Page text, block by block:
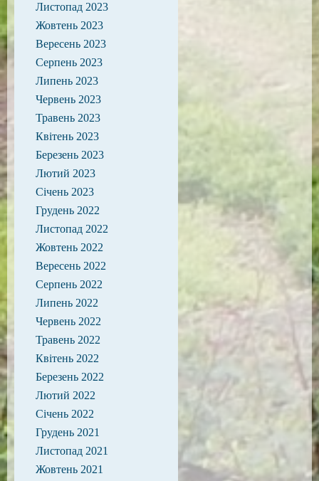
Листопад 2023
Жовтень 2023
Вересень 2023
Серпень 2023
Липень 2023
Червень 2023
Травень 2023
Квітень 2023
Березень 2023
Лютий 2023
Січень 2023
Грудень 2022
Листопад 2022
Жовтень 2022
Вересень 2022
Серпень 2022
Липень 2022
Червень 2022
Травень 2022
Квітень 2022
Березень 2022
Лютий 2022
Січень 2022
Грудень 2021
Листопад 2021
Жовтень 2021